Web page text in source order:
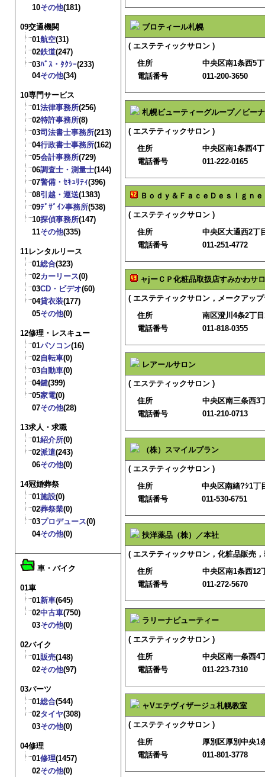
10その他(181)
09交通機関
01航空(31)
02鉄道(247)
03ﾊﾞｽ・ﾀｸｼｰ(233)
04その他(34)
10専門サービス
01法律事務所(256)
02特許事務所(8)
03司法書士事務所(213)
04行政書士事務所(162)
05会計事務所(729)
06調査士・測量士(144)
07警備・ｾｷｭﾘﾃｨ(396)
08引越・運送(1383)
09ﾃﾞｻﾞｲﾝ事務所(538)
10探偵事務所(147)
11その他(335)
11レンタルリース
01総合(323)
02カーリース(0)
03CD・ビデオ(60)
04貸衣装(177)
05その他(0)
12修理・レスキュー
01パソコン(16)
02自転車(0)
03自動車(0)
04鍵(399)
05家電(0)
07その他(28)
13求人・求職
01紹介所(0)
02派遣(243)
06その他(0)
14冠婚葬祭
01施設(0)
02葬祭業(0)
03プロデュース(0)
04その他(0)
車・バイク
01車
01新車(645)
02中古車(750)
03その他(0)
02バイク
01販売(148)
02その他(97)
03パーツ
01総合(544)
02タイヤ(308)
03その他(0)
04修理
01修理(1457)
02その他(0)
ブロティール札幌
( エステティックサロン )
住所
中央区南1条西5
電話番号
011-200-3650
札幌ビューティーグループ／ビー
( エステティックサロン )
住所
中央区南1条西4
電話番号
011-222-0165
Ｂｏｄｙ＆ＦａｃｅＤｅｓｉｇｎ
( エステティックサロン )
住所
中央区大通西2丁
電話番号
011-251-4772
ャjーＣＰ化粧品取扱店すみかわサ
( エステティックサロン，メークアッ
住所
南区澄川4条2丁
電話番号
011-818-0355
レアールサロン
( エステティックサロン )
住所
中央区南三条西3
電話番号
011-210-0713
（株）スマイルプラン
( エステティックサロン )
住所
中央区南緒?ｼ1丁
電話番号
011-530-6751
扶洋薬品（株）／本社
( エステティックサロン，化粧品販売
住所
中央区南1条西12
電話番号
011-272-5670
ラリーナビューティー
( エステティックサロン )
住所
中央区南一条西4
電話番号
011-223-7310
ャVエテヴィザージュ札幌教室
( エステティックサロン )
住所
厚別区厚別中央1
電話番号
011-801-3778